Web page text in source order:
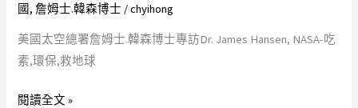
國,詹姆士.韓森博士 /chyihong
美國太空總署詹姆士.韓森博士專訪Dr. James Hansen, NASA-吃
素,環保,救地球
士.
韓
森
士
閱讀全文 »